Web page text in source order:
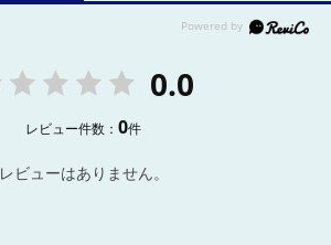
0.0
レビュー件数：0件
レビューはありません。